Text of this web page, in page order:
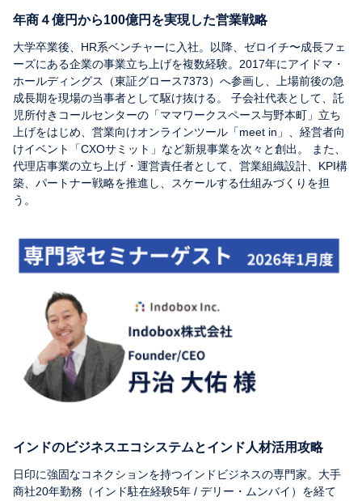
年商４億円から100億円を実現した営業戦略
大学卒業後、HR系ベンチャーに入社。以降、ゼロイチ〜成長フェ
ーズにある企業の事業立ち上げを複数経験。2017年にアイドマ・
ホールディングス（東証グロース7373）へ参画し、上場前後の急
成長期を現場の当事者として駆け抜ける。 子会社代表として、託
児所付きコールセンターの「ママワークスペース与野本町」立ち
上げをはじめ、営業向けオンラインツール「meet in」、経営者向
けイベント「CXOサミット」など新規事業を次々と創出。 また、
代理店事業の立ち上げ・運営責任者として、営業組織設計、KPI構
築、パートナー戦略を推進し、スケールする仕組みづくりを担
う。
インドのビジネスエコシステムとインド人材活用攻略
日印に強固なコネクションを持つインドビジネスの専門家。大手
商社20年勤務（インド駐在経験5年 / デリー・ムンバイ）を経て